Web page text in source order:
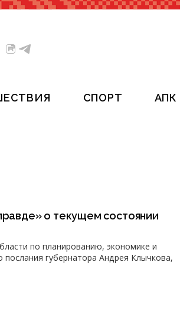
СПОРТ АПК
о текущем состоянии
по планированию, экономике и
губернатора Андрея Клычкова,